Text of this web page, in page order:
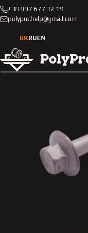
+38 097 677 32 19
polypro.help@gmail.com
UKRUEN
Каталог Легкові
Болт кріплення